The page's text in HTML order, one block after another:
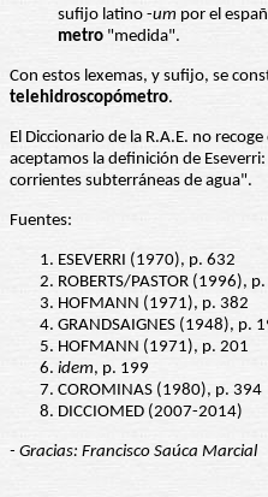
sufijo latino -um por el
metro "medida".
Con estos lexemas, y sufijo, se
telehidroscopómetro.
El Diccionario de la R.A.E. no
aceptamos la definición de
corrientes subterráneas de agua".
Fuentes:
ESEVERRI (1970), p. 632
ROBERTS/PASTOR (1996),
HOFMANN (1971), p. 382
GRANDSAIGNES (1948), p.
HOFMANN (1971), p. 201
idem, p. 199
COROMINAS (1980), p. 394
DICCIOMED (2007-2014)
- Gracias: Francisco Saúca Marcial